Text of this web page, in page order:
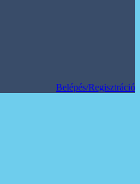
Belépés/Regisztráció